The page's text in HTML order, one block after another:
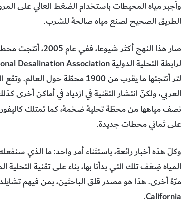
واَجبر مياه المحيطات باستخدام الضغط العالي على
الطريق الصحيح لصنع مياه صالحة للشرب.
صار هذا النهج
لتر أنتجتها ما يقرب من 1900
نصف مياهها من محطّة تحلية ضخمة، كما تمتلك
على ثماني محطات جديدة.
وكلّ هذه أخبار رائعة، باستثناء أمر واحد: ما الذي
المياه ضِعْف تلك التي بدأنا بها، بناء على تقنية
California.